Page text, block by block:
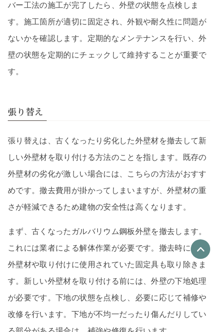
バー工法の施工が完了したら、外壁の状態を点検しま
す。施工箇所が適切に固定され、外観や耐久性に問題が
ないかを確認します。定期的なメンテナンスを行い、外
壁の状態を定期的にチェックして維持することが重要で
す。
張り替え
張り替えは、古くなったり劣化した外壁材を撤去して新
しい外壁材を取り付ける方法のことを指します。既存の
外壁材の劣化が激しい場合には、こちらの方法がおすす
めです。撤去費用が掛かってしまいますが、外壁材の重
さが軽減できるため建物の安全性は高くなります。
まず、古くなったガルバリウム鋼板外壁を撤去します。
これには業者による解体作業が必要です。撤去時には、
外壁材や取り付けに使用されていた固定具も取り除きま
す。新しい外壁材を取り付ける前には、外壁の下地処理
が必要です。下地の状態を点検し、必要に応じて補修や
改修を行います。下地が不均一だったり傷んだりしてい
優良なリフォーム会社
最大4社
リフォーム会社紹介 を申し込む